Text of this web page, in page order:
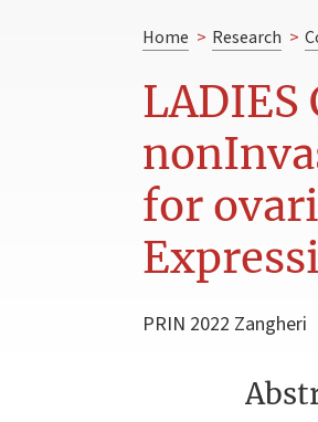
Home > Research >
LADIES
for
PRIN 2022 Zangheri